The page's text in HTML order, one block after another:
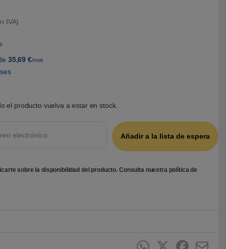
IVA)
35,69 €/mes
el producto vuelva a estar en stock.
sobre la disponibilidad del producto. Consulta nuestra política de